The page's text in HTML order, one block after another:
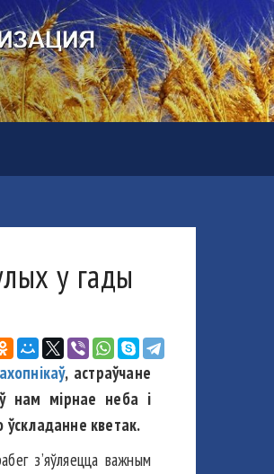
у гады
, астраўчане
нам мірнае неба і
ўскладанне кветак.
з’яўляецца важным